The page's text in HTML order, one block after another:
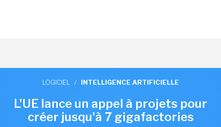
LOGICIEL / INTELLIGENCE ARTIFICIELLE
L'UE lance un appel à projets pour
créer jusqu'à 7 gigafactories